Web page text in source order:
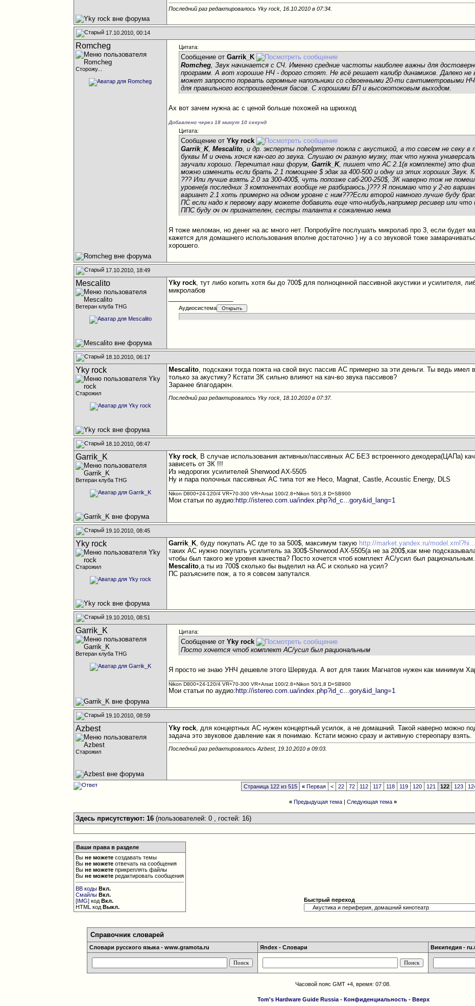
Последний раз редактировалось Yky rock, 16.10.2010 в07:34
17.10.2010, 00:14
Romcheg
Сторожу...
Цитата:
Сообщение отGarrik_K
Romcheg, Звук начинается с СЧ. Именно средние частоты наиболее важны для
программ. А вот хорошие НЧ - дорого стоят. Не всё решает калибр динамиков. Далеко не
может запросто порвать огромные напольники со сдвоенными 20-ти сантиметровыми
для правильного воспроизведения басов. С хорошими БП и высокотоковым выходом.
Ах вот зачем нужна ас с ценой больше похожей на шрихкод
Добавлено через 18 минут 10 секунд
Цитата:
Сообщение отYky rock
Garrik_K,Mescalito, и др. эксперты поhelpmeте пожла с акустикой, а то совсем не секу
буквы М и очень хочся кач-ого го звука. Слушаю оч разную музку, так что нужна
звучали хорошо. Перечитал наш форум,Garrik_K, пишет что АС 2.1(в комплекте) это
можно изменить если брать 2.1 помощнее $ эдак за 400-500 и одну из этих хороших Звук.
??? Или лучше взять 2.0 за 300-400$, чуть попозже саб-200-250$, ЗК наверно тож не
уровне(в последних 3 компонентах вообще не разбираюсь.)??? Я понимаю что у 2-го
вариант 2.1 хоть примерно на одном уровне с ним???Если второй намного лучше буду
ПС если надо к первому вару можете добавить еще что-нибудь,например ресивер или
ППС буду оч оч признателен, сестры таланта к сожалению нема
Я тоже меломан, но денег на ас много нет. Попробуйте послушать микролаб про 3, если будет
кажется для домашнего использования вполне достаточно ) ну а со звуковой тоже
хорошего.
17.10.2010, 18:49
Mescalito
Ветеран клуба THG
Yky rock, тут либо копить хотя бы до 700$ для полноценной пассивной акустики и усилителя,
микролабов
Аудиосистема
18.10.2010, 06:17
Yky rock
Старожил
Mescalito, подскажи тогда пожта на свой вкус пассив АС примерно за эти деньги. Ты ведь
только за акустику? Кстати ЗК сильно влияют на кач-во звука пассивов?
Заранее благодарен.
Последний раз редактировалось Yky rock, 18.10.2010 в07:37.
18.10.2010, 08:47
Garrik_K
Ветеран клуба THG
Yky rock, В случае использования активных/пассивных АС БЕЗ встроенного декодера(ЦАПа)
зависеть от ЗК !!!
Из недорогих усилителей Sherwood AX-5505
Ну и пара полочных пассивных АС типа тот же Несо, Magnat, Castle, Acoustic Energy, DLS
Nikon D800+24-120/4 VR+70-300 VR+Arsat 100/2.8+Nikon 50/1,8 D+SB900
Мои статьи по аудио: http://istereo.com.ua/index.php?id_c...gory&id_lang=1
19.10.2010, 08:45
Yky rock
Старожил
Garrik_K, буду покупать АС где то за 500$, максимум такую http://market.yandex.ru/
таких АС нужно покупать усилитель за 300$-Sherwood AX-5505(а не за 200$,как мне
чтобы был такого же уровня качества? Посто хочется чтоб комплект АС/усил был рациональным.
Mescalito,а ты из 700$ сколько бы выделил на АС и сколько на усил?
ПС разъясните пож, а то я совсем запутался.
19.10.2010, 08:51
Garrik_K
Ветеран клуба THG
Цитата:
Сообщение отYky rock
Посто хочется чтоб комплект АС/усил был рациональным
Я просто не знаю УНЧ дешевле этого Шервуда. А вот для таких Магнатов нужен как минимум
Nikon D800+24-120/4 VR+70-300 VR+Arsat 100/2.8+Nikon 50/1,8 D+SB900
Мои статьи по аудио: http://istereo.com.ua/index.php?id_c...gory&id_lang=1
19.10.2010, 08:59
Azbest
Старожил
Yky rock, для концертных АС нужен концертный усилок, а не домашний. Такой наверно можно
задача это звуковое давление как я понимаю. Кстати можно сразу и активную стереопару взять.
Последний раз редактировалось Azbest, 19.10.2010 в09:03
Страница 122 из 515 « Первая < 22 72 112 117 118 119 120 121 122 123
« Предыдущая тема |Следующая тема »
Здесь присутствуют: 16(пользователей: 0 , гостей: 16)
Ваши права в разделе
Выне можете создавать темы
Выне можете отвечать на сообщения
Выне можете прикреплять файлы
Выне можете редактировать сообщения
BB коды Вкл.
Смайлы Вкл.
[IMG] кодВкл.
HTML кодВыкл.
Быстрый переход
Справочник словарей
Словари русского языка - www.gramota.ru Яndex - Словари Википедия -
Часовой пояс GMT +4, время:07:08
Tom's Hardware Guide Russia- Конфиденциальность- Вверх